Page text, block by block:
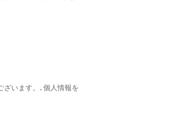
ざいます。､個人情報を